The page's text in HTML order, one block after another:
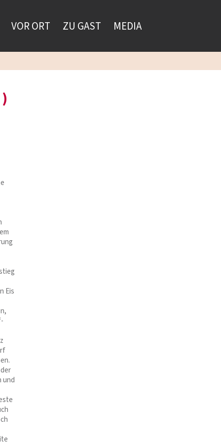
VOR ORT ZU GAST MEDIA
Eis
und